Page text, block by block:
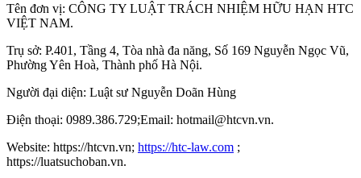
Tên đơn vị: CÔNG TY LUẬT TRÁCH NHIỆM HỮU HẠN HTC
VIỆT NAM.
Trụ sở: P.401, Tầng 4, Tòa nhà đa năng, Số 169 Nguyễn Ngọc Vũ,
Phường Yên Hoà, Thành phố Hà Nội.
Người đại diện: Luật sư Nguyễn Doãn Hùng
Điện thoại: 0989.386.729;Email: hotmail@htcvn.vn.
Website: https://htcvn.vn; https://htc-law.com ;
https://luatsuchoban.vn.